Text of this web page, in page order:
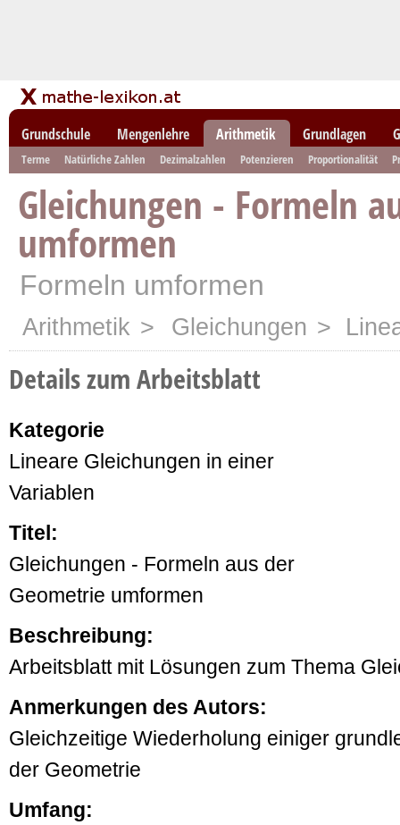
Grundschule Mengenlehre Arithmetik Grundlagen
Terme Natürliche Zahlen Dezimalzahlen Potenzieren Proportionalität
Gleichungen - Formeln
umformen
Formeln umformen
Arithmetik > Gleichungen >
Details zum Arbeitsblatt
Kategorie
Lineare Gleichungen in einer
Variablen
Titel:
Gleichungen - Formeln aus der
Geometrie umformen
Beschreibung:
Arbeitsblatt mit Lösungen zum Thema
Anmerkungen des Autors:
Gleichzeitige Wiederholung einiger
der Geometrie
Umfang: